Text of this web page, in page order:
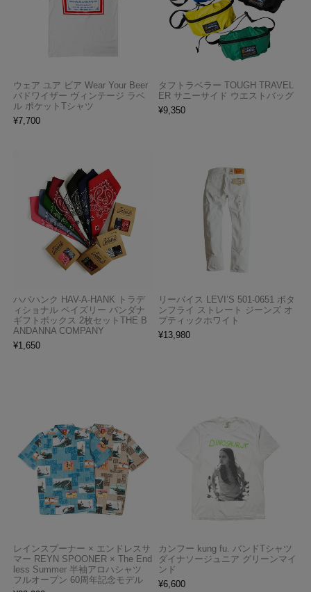
ウェア ユア ビア Wear Your Beer
バドワイザー ヴィンテージ ラベ
ル ポケットTシャツ
¥7,700
タフトラベラー TOUGH TRAVEL
ER サニーサイド ウエストバッグ
¥9,350
ハバハンク HAV-A-HANK トラデ
ィショナル ペイズリー バンダナ
ギフトボックス 2枚セットTHE B
ANDANNA COMPANY
¥1,650
リーバイス LEVI’S 501-0651 ボタ
ンフライ ストレート ジーンズ オ
プティックホワイト
¥13,980
レインスプーナー × エンドレスサ
マー REYN SPOONER × The End
less Summer 半袖アロハシャツ
フルオープン 60周年記念モデル
カンフー kung fu. バンドTシャツ
ダイナソージュニア グリーンマイ
ンド
¥6,600